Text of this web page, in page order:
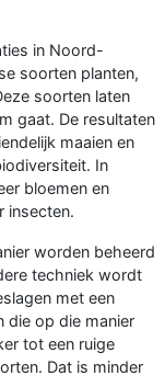
in Noord-
soorten planten,
soorten laten
gaat. De resultaten
maaien en
In
bloemen en
insecten.
worden beheerd
techniek wordt
met een
die op die manier
tot een ruige
Dat is minder